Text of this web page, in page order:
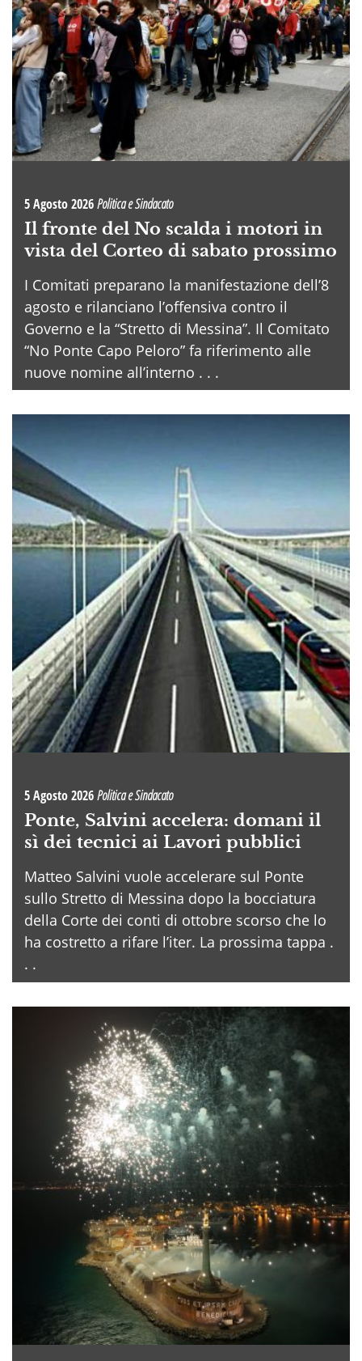
5 Agosto 2026Politica e Sindacato
Il fronte del No scalda i motori in
vista del Corteo di sabato prossimo
I Comitati preparano la manifestazione dell’8
agosto e rilanciano l’offensiva contro il
Governo e la “Stretto di Messina”. Il Comitato
“No Ponte Capo Peloro” fa riferimento alle
nuove nomine all’interno . . .
5 Agosto 2026Politica e Sindacato
Ponte, Salvini accelera: domani il
sì dei tecnici ai Lavori pubblici
Matteo Salvini vuole accelerare sul Ponte
sullo Stretto di Messina dopo la bocciatura
della Corte dei conti di ottobre scorso che lo
ha costretto a rifare l’iter. La prossima tappa .
. .